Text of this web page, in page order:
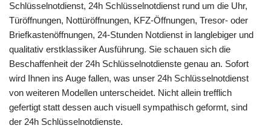
Schlüsselnotdienst, 24h Schlüsselnotdienst rund um die Uhr,
Türöffnungen, Nottüröffnungen, KFZ-Öffnungen, Tresor- oder
Briefkastenöffnungen, 24-Stunden Notdienst in langlebiger und
qualitativ erstklassiker Ausführung. Sie schauen sich die
Beschaffenheit der 24h Schlüsselnotdienste genau an. Sofort
wird Ihnen ins Auge fallen, was unser 24h Schlüsselnotdienst
von weiteren Modellen unterscheidet. Nicht allein trefflich
gefertigt statt dessen auch visuell sympathisch geformt, sind
der 24h Schlüsselnotdienste.